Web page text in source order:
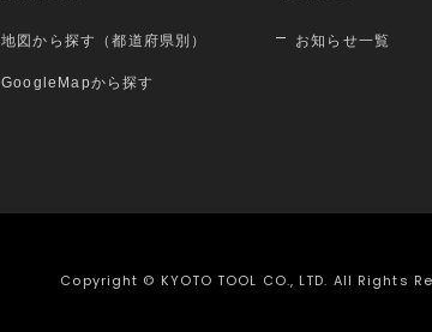
地図から探す（都道府県別）
GoogleMapから探す
お知らせ一覧
Copyright © KYOTO TOOL CO., LTD. All Rights